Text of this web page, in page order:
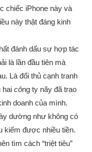
chiếc iPhone này và
này thật đáng kinh
đánh dấu sự hợp tác
là lần đầu tiên mà
Là đối thủ cạnh tranh
hai công ty nãy đã trao
doanh của mình.
dường như không có
kiếm được nhiều tiền.
tìm cách “triệt tiêu”